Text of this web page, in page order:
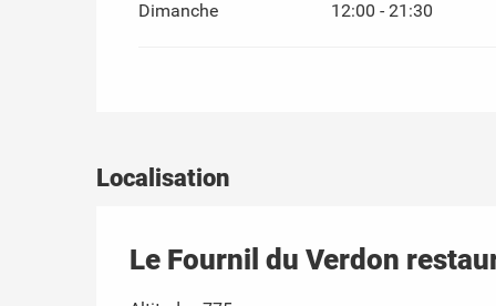
Dimanche 12:00 - 21:30
Localisation
Le Fournil du Verdon